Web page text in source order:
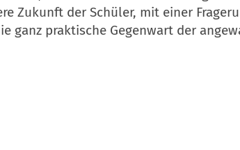
Zukunft der Schüler, mit einer
ganz praktische Gegenwart der